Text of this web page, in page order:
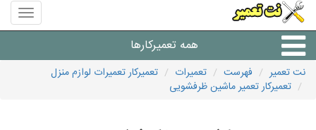
منوی
سایت
تعمیر
همه تعمیرکارها
شرکت های تعمیرات لوازم
نت تعمیر فهرست تعمیرات
تعمیرکار تعمیرات لوازم منزل
تعمیرکار تعمیر ماشین ظرفشویی